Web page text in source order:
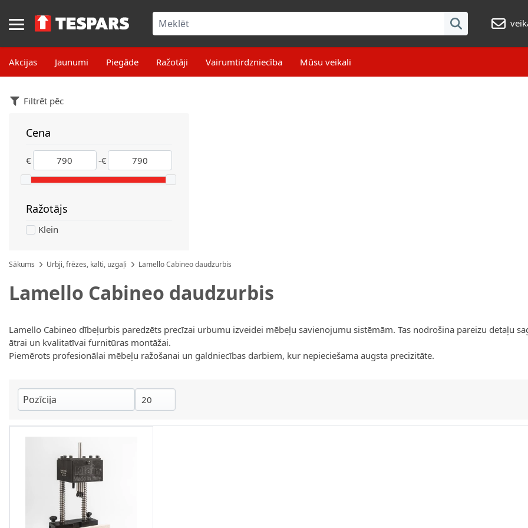
Akcijas Jaunumi Piegāde Ražotāji Vairumtirdzniecība Mūsu veikali
Filtrēt pēc
Cena
filter
€ -€
Ražotājs
filter
Klein
Sākums Urbji, frēzes, kalti, uzgaļi Lamello Cabineo daudzurbis
Lamello Cabineo daudzurbis
Lamello Cabineo dībeļurbis paredzēts precīzai urbumu izveidei mēbeļu savienojumu sistēmām. Tas nodrošina pareizu detaļu
ātrai un kvalitatīvai furnitūras montāžai.
Piemērots profesionālai mēbeļu ražošanai un galdniecības darbiem, kur nepieciešama augsta precizitāte.